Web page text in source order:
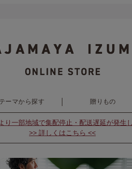
テーマから探す 贈りもの
り一部地域で集配停止・配送遅延が発生
>> 詳しくはこちら <<